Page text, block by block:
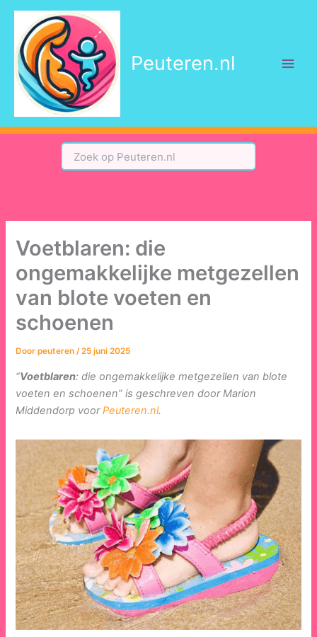
inhoud
Peuteren.nl
Voetblaren: die
ongemakkelijke metgezellen
van blote voeten en
schoenen
Doorpeuteren/25 juni 2025
“Voetblaren: die ongemakkelijke metgezellen van blote
voeten en schoenen” is geschreven door Marion
Middendorp voorPeuteren.nl.